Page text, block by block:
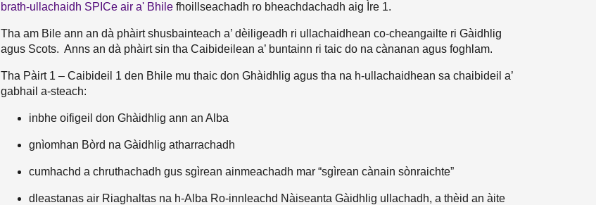
brath-ullachaidh SPICe air a' Bhile fhoillseachadh ro bheachdachadh aig Ìre 1.
Tha am Bile ann an dà phàirt shusbainteach a’ dèiligeadh ri ullachaidhean co-cheangailte ri Gàidhlig
agus Scots. Anns an dà phàirt sin tha Caibideilean a’ buntainn ri taic do na cànanan agus foghlam.
Tha Pàirt 1 – Caibideil 1 den Bhile mu thaic don Ghàidhlig agus tha na h-ullachaidhean sa chaibideil a’
gabhail a-steach:
inbhe oifigeil don Ghàidhlig ann an Alba
gnìomhan Bòrd na Gàidhlig atharrachadh
cumhachd a chruthachadh gus sgìrean ainmeachadh mar “sgìrean cànain sònraichte”
dleastanas air Riaghaltas na h-Alba Ro-innleachd Nàiseanta Gàidhlig ullachadh, a thèid an àite